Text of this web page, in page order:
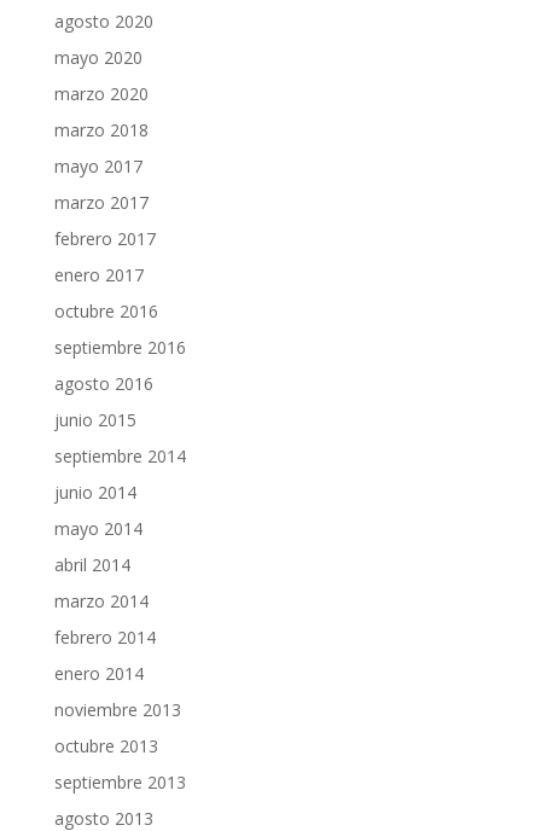
agosto 2020
mayo 2020
marzo 2020
marzo 2018
mayo 2017
marzo 2017
febrero 2017
enero 2017
octubre 2016
septiembre 2016
agosto 2016
junio 2015
septiembre 2014
junio 2014
mayo 2014
abril 2014
marzo 2014
febrero 2014
enero 2014
noviembre 2013
octubre 2013
septiembre 2013
agosto 2013